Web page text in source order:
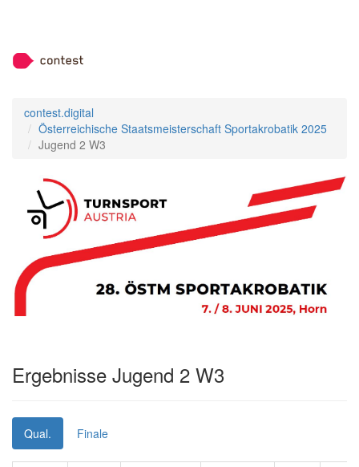
contest.digital
Österreichische Staatsmeisterschaft Sportakrobatik 2025
Jugend 2 W3
Ergebnisse Jugend 2 W3
Qual. Finale